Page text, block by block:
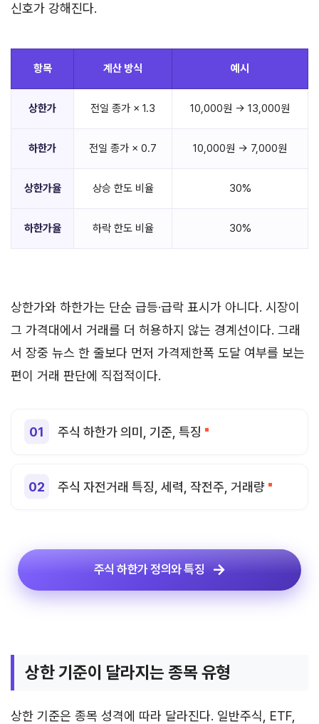
신호가 강해진다.
항목 계산 방식 예시
상한가 전일 종가 × 1.3 10,000원 → 13,000원
하한가 전일 종가 × 0.7 10,000원 → 7,000원
상한가율 상승 한도 비율 30%
하한가율 하락 한도 비율 30%
상한가와 하한가는 단순 급등·급락 표시가 아니다. 시장이
그 가격대에서 거래를 더 허용하지 않는 경계선이다. 그래
서 장중 뉴스 한 줄보다 먼저 가격제한폭 도달 여부를 보는
편이 거래 판단에 직접적이다.
주식 하한가 의미, 기준, 특징
주식 자전거래 특징, 세력, 작전주, 거래량
주식 하한가 정의와 특징
상한 기준이 달라지는 종목 유형
상한 기준은 종목 성격에 따라 달라진다. 일반주식, ETF,